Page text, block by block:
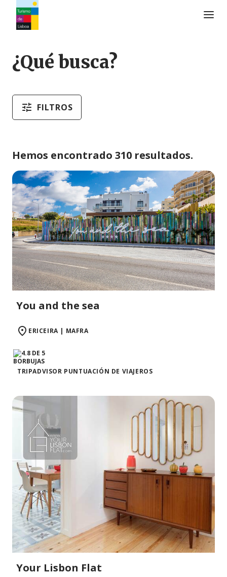
¿Qué busca?
FILTROS
Hemos encontrado 310 resultados.
You and the sea
ERICEIRA | MAFRA
TRIPADVISOR PUNTUACIÓN DE VIAJEROS
Your Lisbon Flat